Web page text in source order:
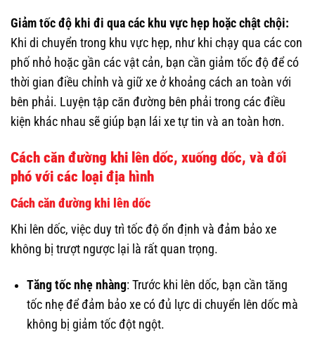
Giảm tốc độ khi đi qua các khu vực hẹp hoặc chật chội:
Khi di chuyển trong khu vực hẹp, như khi chạy qua các con
phố nhỏ hoặc gần các vật cản, bạn cần giảm tốc độ để có
thời gian điều chỉnh và giữ xe ở khoảng cách an toàn với
bên phải. Luyện tập căn đường bên phải trong các điều
kiện khác nhau sẽ giúp bạn lái xe tự tin và an toàn hơn.
Cách căn đường khi lên dốc, xuống dốc, và đối
phó với các loại địa hình
Cách căn đường khi lên dốc
Khi lên dốc, việc duy trì tốc độ ổn định và đảm bảo xe
không bị trượt ngược lại là rất quan trọng.
Tăng tốc nhẹ nhàng: Trước khi lên dốc, bạn cần tăng
tốc nhẹ để đảm bảo xe có đủ lực di chuyển lên dốc mà
không bị giảm tốc đột ngột.